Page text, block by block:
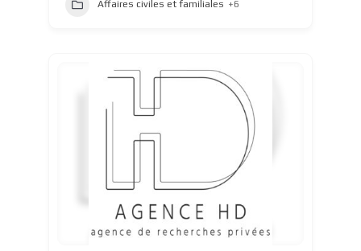
Affaires civiles et familiales +6